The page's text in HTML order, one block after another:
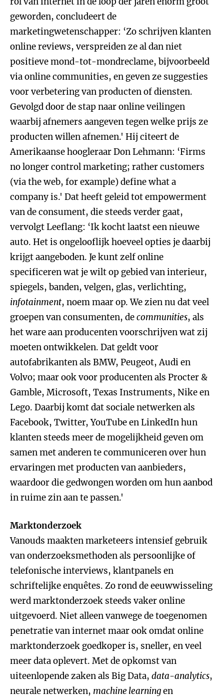
geworden, concludeert de
marketingwetenschapper: ‘Zo schrijven klanten
online reviews, verspreiden ze al dan niet
positieve mond-tot-mondreclame, bijvoorbeeld
via online communities, en geven ze suggesties
voor verbetering van producten of diensten.
Gevolgd door de stap naar online veilingen
waarbij afnemers aangeven tegen welke prijs ze
producten willen afnemen.' Hij citeert de
Amerikaanse hoogleraar Don Lehmann: ‘Firms
no longer control marketing; rather customers
(via the web, for example) define what a
company is.' Dat heeft geleid tot empowerment
van de consument, die steeds verder gaat,
vervolgt Leeflang: ‘Ik kocht laatst een nieuwe
auto. Het is ongelooflijk hoeveel opties je daarbij
krijgt aangeboden. Je kunt zelf online
specificeren wat je wilt op gebied van interieur,
spiegels, banden, velgen, glas, verlichting,
infotainment, noem maar op. We zien nu dat veel
groepen van consumenten, decommunities, als
het ware aan producenten voorschrijven wat zij
moeten ontwikkelen. Dat geldt voor
autofabrikanten als BMW, Peugeot, Audi en
Volvo; maar ook voor producenten als Procter &
Gamble, Microsoft, Texas Instruments, Nike en
Lego. Daarbij komt dat sociale netwerken als
Facebook, Twitter, YouTube en LinkedIn hun
klanten steeds meer de mogelijkheid geven om
samen met anderen te communiceren over hun
ervaringen met producten van aanbieders,
waardoor die gedwongen worden om hun aanbod
in ruime zin aan te passen.'
Marktonderzoek
Vanouds maakten marketeers intensief gebruik
van onderzoeksmethoden als persoonlijke of
telefonische interviews, klantpanels en
schriftelijke enquêtes. Zo rond de eeuwwisseling
werd marktonderzoek steeds vaker online
uitgevoerd. Niet alleen vanwege de toegenomen
penetratie van internet maar ook omdat online
marktonderzoek goedkoper is, sneller, en veel
meer data oplevert. Met de opkomst van
uiteenlopende zaken als Big Data, data-analytics,
neurale netwerken, machine learningen